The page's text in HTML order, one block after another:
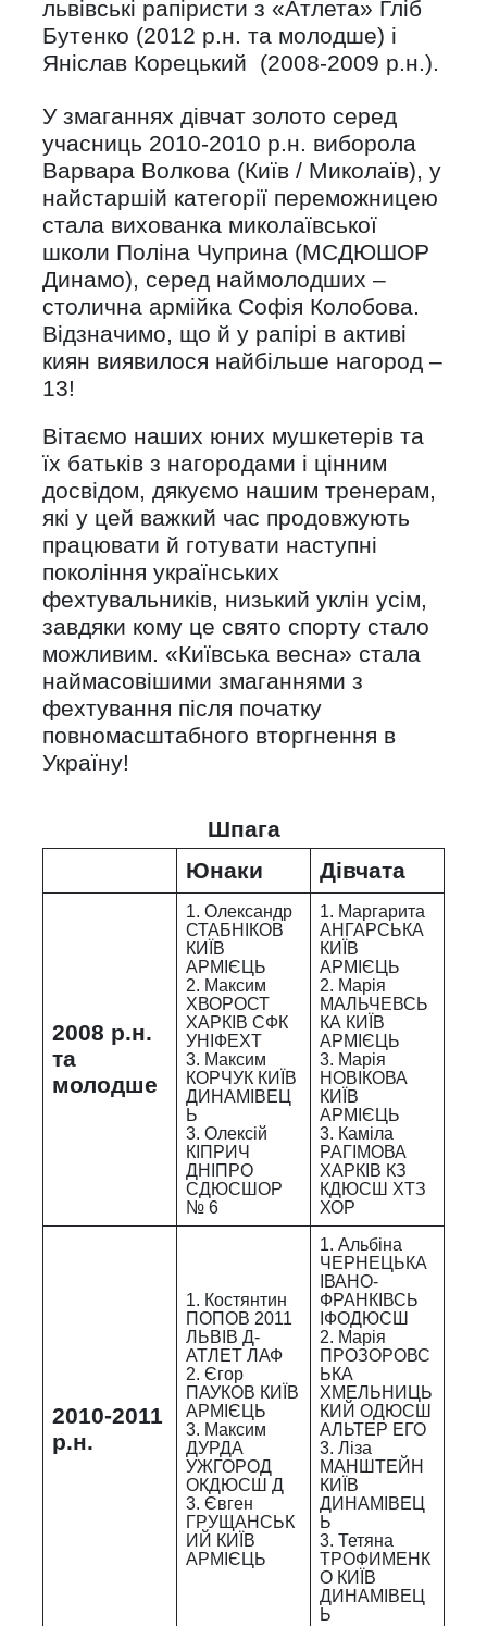
львівські рапіристи з «Атлета» Гліб
Бутенко (2012 р.н. та молодше) і
Яніслав Корецький (2008-2009 р.н.).
У змаганнях дівчат золото серед
учасниць 2010-2010 р.н. виборола
Варвара Волкова (Київ / Миколаїв), у
найстаршій категорії переможницею
стала вихованка миколаївської
школи Поліна Чуприна (МСДЮШОР
Динамо), серед наймолодших –
столична армійка Софія Колобова.
Відзначимо, що й у рапірі в активі
киян виявилося найбільше нагород –
13!
Вітаємо наших юних мушкетерів та
їх батьків з нагородами і цінним
досвідом, дякуємо нашим тренерам,
які у цей важкий час продовжують
працювати й готувати наступні
покоління українських
фехтувальників, низький уклін усім,
завдяки кому це свято спорту стало
можливим. «Київська весна» стала
наймасовішими змаганнями з
фехтування після початку
повномасштабного вторгнення в
Україну!
Шпага
Юнаки
Дівчата
2008 р.н.
та
молодше
1. Олександр
СТАБНІКОВ
КИЇВ
АРМІЄЦЬ
2. Максим
ХВОРОСТ
ХАРКІВ СФК
УНІФЕХТ
3. Максим
КОРЧУК КИЇВ
ДИНАМІВЕЦ
Ь
3. Олексій
КІПРИЧ
ДНІПРО
СДЮСШОР
№ 6
1. Маргарита
АНГАРСЬКА
КИЇВ
АРМІЄЦЬ
2. Марія
МАЛЬЧЕВСЬ
КА КИЇВ
АРМІЄЦЬ
3. Марія
НОВІКОВА
КИЇВ
АРМІЄЦЬ
3. Каміла
РАГІМОВА
ХАРКІВ КЗ
КДЮСШ ХТЗ
ХОР
2010-2011
р.н.
1. Костянтин
ПОПОВ 2011
ЛЬВІВ Д-
АТЛЕТ ЛАФ
2. Єгор
ПАУКОВ КИЇВ
АРМІЄЦЬ
3. Максим
ДУРДА
УЖГОРОД
ОКДЮСШ Д
3. Євген
ГРУЩАНСЬК
ИЙ КИЇВ
АРМІЄЦЬ
1. Альбіна
ЧЕРНЕЦЬКА
ІВАНО-
ФРАНКІВСЬ
ІФОДЮСШ
2. Марія
ПРОЗОРОВС
ЬКА
ХМЕЛЬНИЦЬ
КИЙ ОДЮСШ
АЛЬТЕР ЕГО
3. Ліза
МАНШТЕЙН
КИЇВ
ДИНАМІВЕЦ
Ь
3. Тетяна
ТРОФИМЕНК
О КИЇВ
ДИНАМІВЕЦ
Ь